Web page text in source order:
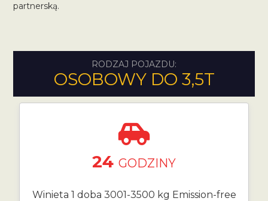
partnerską.
RODZAJ POJAZDU:
OSOBOWY DO 3,5T
24 GODZINY
Winieta 1 doba 3001-3500 kg Emission-free